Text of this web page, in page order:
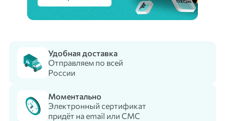
Удобная доставка
Отправляем по всей
России
Моментально
Электронный сертификат
придёт на email или СМС